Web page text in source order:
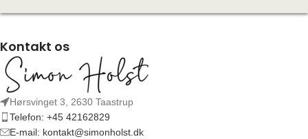
Kontakt os
Hørsvinget 3, 2630 Taastrup
Telefon: +45 42162829
E-mail: kontakt@simonholst.dk